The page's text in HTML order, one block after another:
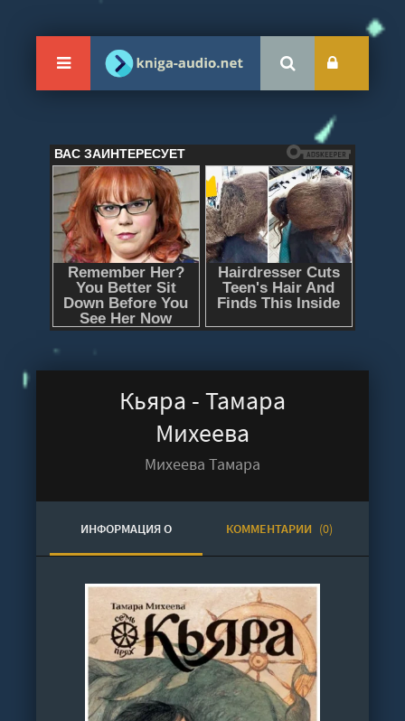
Кьяра - Тамара
Михеева
Михеева Тамара
ИНФОРМАЦИЯ О
АУДИОКНИГЕ
КОММЕНТАРИИ (0)